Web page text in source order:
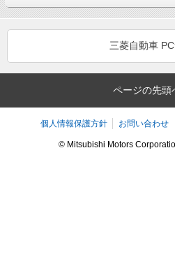
三菱自動車
ページの先頭
個人情報保護方針 お問い合わせ
© Mitsubishi Motors